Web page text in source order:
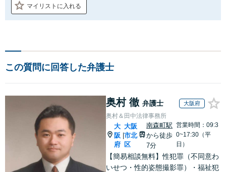
マイリストに入れる
この質問に回答した弁護士
奥村 徹 弁護士 大阪府
奥村＆田中法律事務所
大
阪
府
大阪
市北
区
南森町駅
から徒歩
7分
営業時間：09:3
0~17:30（平
日）
【簡易相談無料】性犯罪（不同意わ
いせつ・性的姿態撮影罪）・福祉犯